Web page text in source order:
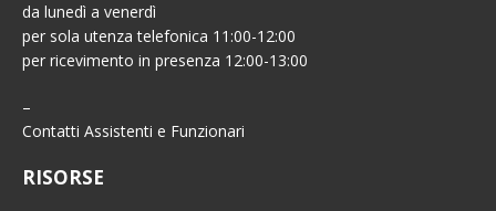
da lunedì a venerdì
per sola utenza telefonica 11:00-12:00
per ricevimento in presenza 12:00-13:00
–
Contatti Assistenti e Funzionari
RISORSE